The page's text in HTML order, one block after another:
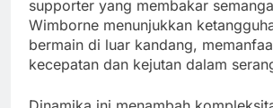
supporter yang membakar
Wimborne menunjukkan
bermain di luar kandang,
kecepatan dan kejutan dalam